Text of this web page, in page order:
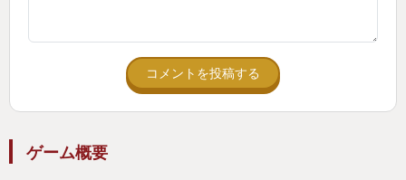
②2体以上の敵に範囲攻撃する
③体力の低い敵に攻撃する
このような戦術を味方分に設定し、敵味方が入り混
じって自動で戦闘が行われます。
一見難しそうですが、実際はゲーム内で自動設定さ
コメントを投稿する
ゲーム概要